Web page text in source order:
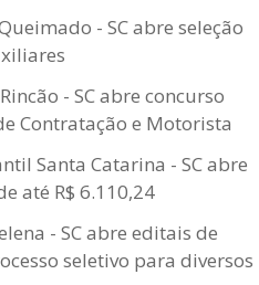
- SC abre seleção
- SC abre concurso
Contratação e Motorista
Santa Catarina - SC abre
até R$ 6.110,24
- SC abre editais de
seletivo para diversos